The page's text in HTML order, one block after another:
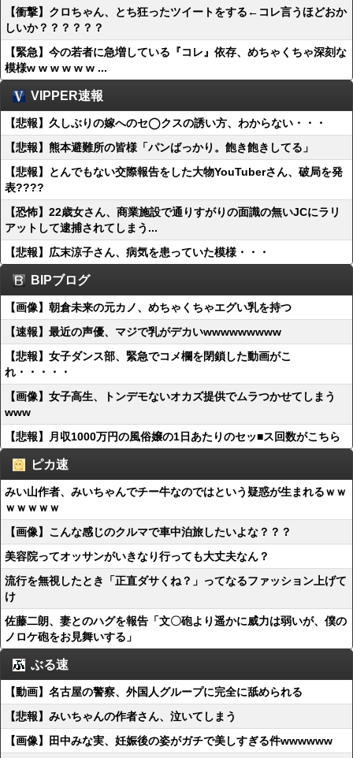
【衝撃】クロちゃん、とち狂ったツイートをする←コレ言うほどおか
しいか？？？？？？
【緊急】今の若者に急増している『コレ』依存、めちゃくちゃ深刻な
模様w w w w w w ...
VIPPER速報
【悲報】久しぶりの嫁へのセ◯クスの誘い方、わからない・・・
【悲報】熊本避難所の皆様「パンばっかり。飽き飽きしてる」
【悲報】とんでもない交際報告をした大物YouTuberさん、破局を発
表????
【恐怖】22歳女さん、商業施設で通りすがりの面識の無いJCにラリ
アットして逮捕されてしまう...
【悲報】広末涼子さん、病気を患っていた模様・・・
BIPブログ
【画像】朝倉未来の元カノ、めちゃくちゃエグい乳を持つ
【速報】最近の声優、マジで乳がデカいwwwwwwwww
【悲報】女子ダンス部、緊急でコメ欄を閉鎖した動画がこ
れ・・・・・
【画像】女子高生、トンデモないオカズ提供でムラつかせてしまう
www
【悲報】月収1000万円の風俗嬢の1日あたりのセッ■ス回数がこちら
ピカ速
みい山作者、みいちゃんでチー牛なのではという疑惑が生まれるｗｗ
ｗｗｗｗｗ
【画像】こんな感じのクルマで車中泊旅したいよな？？？
美容院ってオッサンがいきなり行っても大丈夫なん？
流行を無視したとき「正直ダサくね？」ってなるファッション上げて
け
佐藤二朗、妻とのハグを報告「文〇砲より遥かに威力は弱いが、僕の
ノロケ砲をお見舞いする」
ぶる速
【動画】名古屋の警察、外国人グループに完全に舐められる
【悲報】みいちゃんの作者さん、泣いてしまう
【画像】田中みな実、妊娠後の姿がガチで美しすぎる件wwwwww